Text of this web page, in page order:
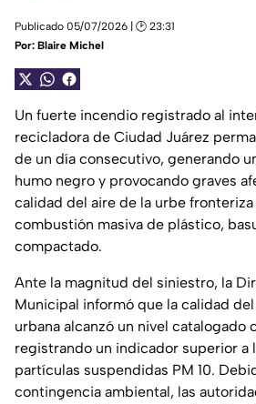
Publicado 05/07/2026 | 🕑 23:31
Por: Blaire Michel
Un fuerte incendio registrado al
recicladora de Ciudad Juárez
de un día consecutivo, generando
humo negro y provocando graves
calidad del aire de la urbe
combustión masiva de plástico,
compactado.
Ante la magnitud del siniestro, la
Municipal informó que la calidad del
urbana alcanzó un nivel catalogado
registrando un indicador superior a
partículas suspendidas PM 10.
contingencia ambiental, las